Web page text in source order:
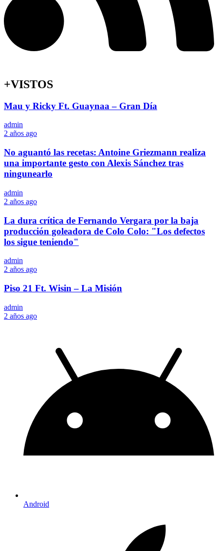
+VISTOS
Mau y Ricky Ft. Guaynaa – Gran Día
admin
2 años ago
No aguantó las recetas: Antoine Griezmann realiza
una importante gesto con Alexis Sánchez tras
ningunearlo
admin
2 años ago
La dura crítica de Fernando Vergara por la baja
producción goleadora de Colo Colo: "Los defectos
los sigue teniendo"
admin
2 años ago
Piso 21 Ft. Wisin – La Misión
admin
2 años ago
Android